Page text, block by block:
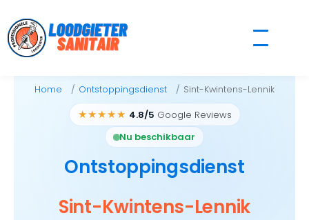
to
content
Home Ontstoppingsdienst Sint-Kwintens-Lennik
★★★★★ 4.8/5 Google Reviews
Nu beschikbaar
Ontstoppingsdienst
Sint-Kwintens-Lennik